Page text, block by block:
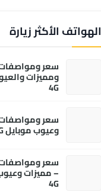
الهواتف الأكثر زيارة
4G
وعيوب موبايل Honor X7c 4G
4G